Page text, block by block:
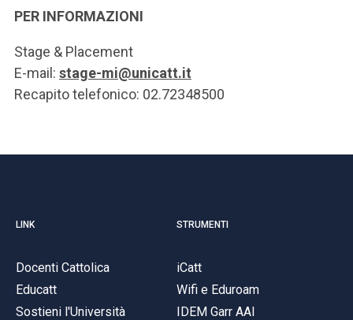
PER INFORMAZIONI
Stage & Placement
E-mail: stage-mi@unicatt.it
Recapito telefonico: 02.72348500
LINK
Docenti Cattolica
Educatt
Sostieni l'Università
STRUMENTI
iCatt
Wifi e Eduroam
IDEM Garr AAI